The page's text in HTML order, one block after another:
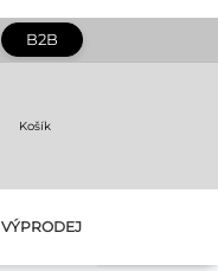
B2B
Košík
VÝPRODEJ